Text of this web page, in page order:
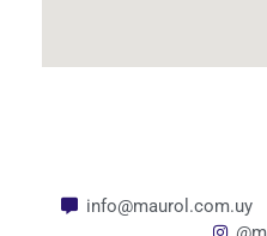
info@maurol.com.uy